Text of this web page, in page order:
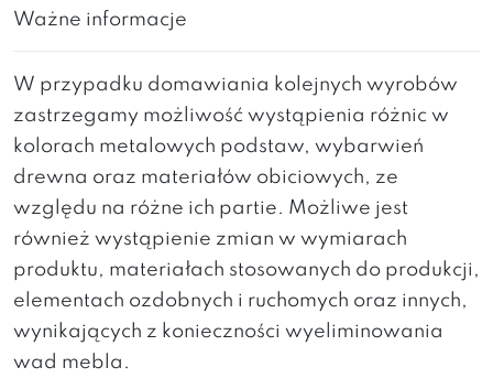
Ważne informacje
W przypadku domawiania kolejnych wyrobów
zastrzegamy możliwość wystąpienia różnic w
kolorach metalowych podstaw, wybarwień
drewna oraz materiałów obiciowych, ze
względu na różne ich partie. Możliwe jest
również wystąpienie zmian w wymiarach
produktu, materiałach stosowanych do produkcji,
elementach ozdobnych i ruchomych oraz innych,
wynikających z konieczności wyeliminowania
wad mebla.